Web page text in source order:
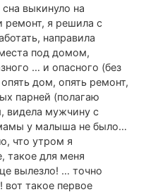
выкинуло на
ремонт, я решила с
направила
под домом,
… и опасного (без
дом, опять ремонт,
парней (полагаю
видела мужчину с
у малыша не было…
что утром я
такое для меня
вылезло! … точно
вот такое первое